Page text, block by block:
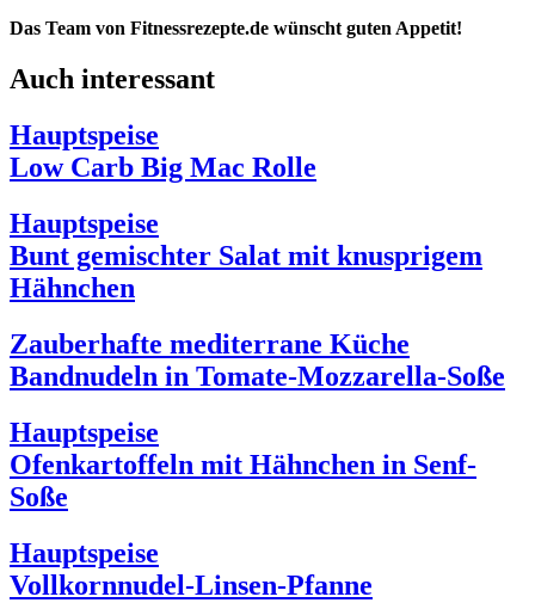
Das Team von Fitnessrezepte.de wünscht guten Appetit!
Auch interessant
Hauptspeise
Low Carb Big Mac Rolle
Hauptspeise
Bunt gemischter Salat mit knusprigem
Hähnchen
Zauberhafte mediterrane Küche
Bandnudeln in Tomate-Mozzarella-Soße
Hauptspeise
Ofenkartoffeln mit Hähnchen in Senf-
Soße
Hauptspeise
Vollkornnudel-Linsen-Pfanne